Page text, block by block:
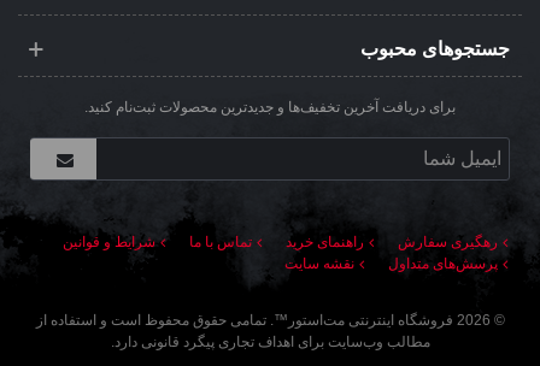
جستجوهای محبوب
برای دریافت آخرین تخفیف‌ها و جدیدترین محصولات ثبت‌نام کنید.
رهگیری سفارش راهنمای خرید تماس با ما
شرایط و قوانین
پرسش‌های متداول
نقشه سایت
©
2026 فروشگاه اینترنتی مت‌استور ™. تمامی حقوق محفوظ است و استفاده از
مطالب وب‌سایت برای اهداف تجاری پیگرد قانونی دارد.